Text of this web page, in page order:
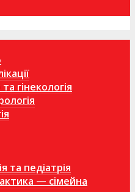
гінекологія
та педіатрія
— сімейна